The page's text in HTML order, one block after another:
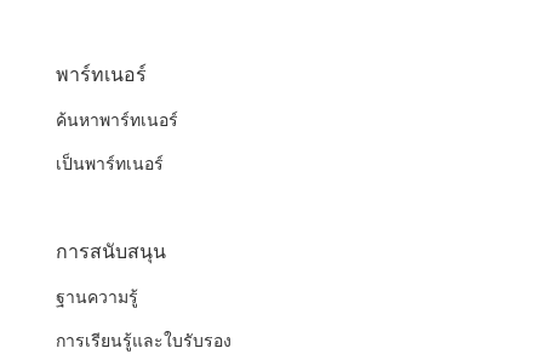
พาร์ทเนอร์
ค้นหาพาร์ทเนอร์
เป็นพาร์ทเนอร์
การสนับสนุน
ฐานความรู้
การเรียนรู้และใบรับรอง